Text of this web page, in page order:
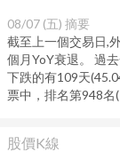
08/07 (五) 摘要
截至上一個交易日,
個月YoY衰退。 過
下跌的有109天
票中，排名第948名
股價K線